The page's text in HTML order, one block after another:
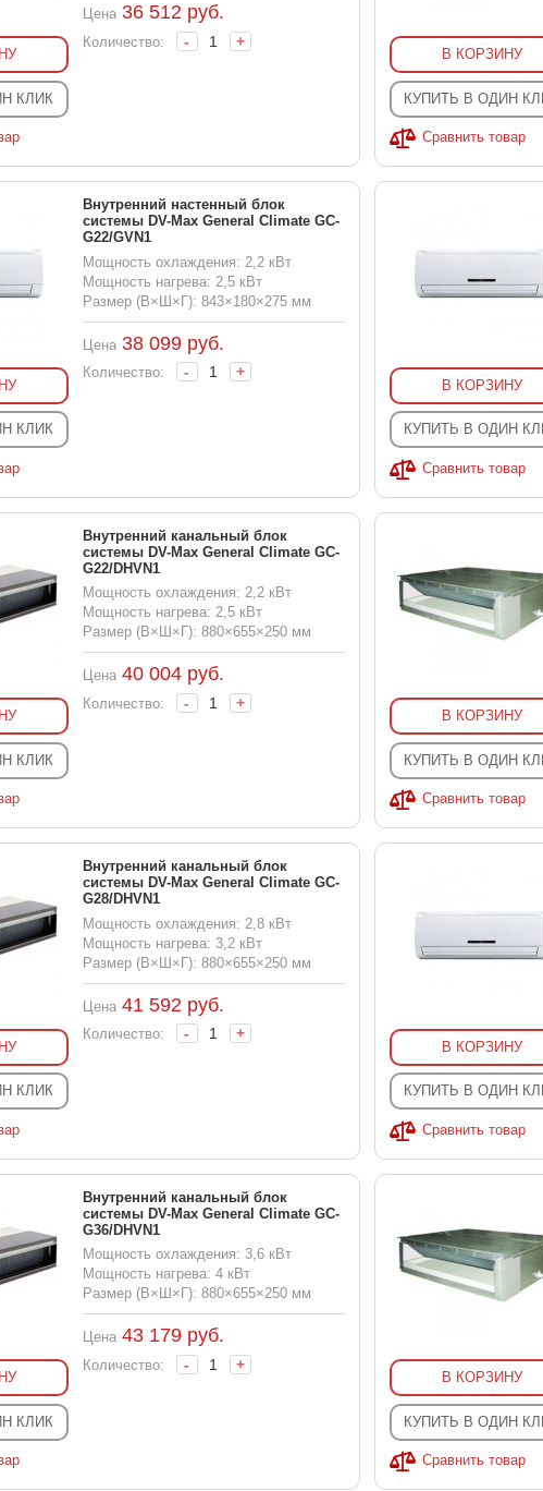
КЛИК
Цена 36 512руб.
Количество: - +
В КОРЗИНУ
КУПИТЬ В ОДИН
Сравнить товар
КЛИК
Внутренний настенный блок
системы DV-Max General Climate GC-
G22/GVN1
Мощность охлаждения: 2,2 кВт
Мощность нагрева: 2,5 кВт
Размер (В×Ш×Г): 843×180×275 мм
Цена 38 099руб.
Количество: - +
В КОРЗИНУ
КУПИТЬ В ОДИН
Сравнить товар
КЛИК
Внутренний канальный блок
системы DV-Max General Climate GC-
G22/DHVN1
Мощность охлаждения: 2,2 кВт
Мощность нагрева: 2,5 кВт
Размер (В×Ш×Г): 880×655×250 мм
Цена 40 004руб.
Количество: - +
В КОРЗИНУ
КУПИТЬ В ОДИН
Сравнить товар
КЛИК
Внутренний канальный блок
системы DV-Max General Climate GC-
G28/DHVN1
Мощность охлаждения: 2,8 кВт
Мощность нагрева: 3,2 кВт
Размер (В×Ш×Г): 880×655×250 мм
Цена 41 592 руб.
Количество: - +
В КОРЗИНУ
КУПИТЬ В ОДИН
Сравнить товар
КЛИК
Внутренний канальный блок
системы DV-Max General Climate GC-
G36/DHVN1
Мощность охлаждения: 3,6 кВт
Мощность нагрева: 4 кВт
Размер (В×Ш×Г): 880×655×250 мм
Цена 43 179руб.
Количество: - +
В КОРЗИНУ
КУПИТЬ В ОДИН
Сравнить товар